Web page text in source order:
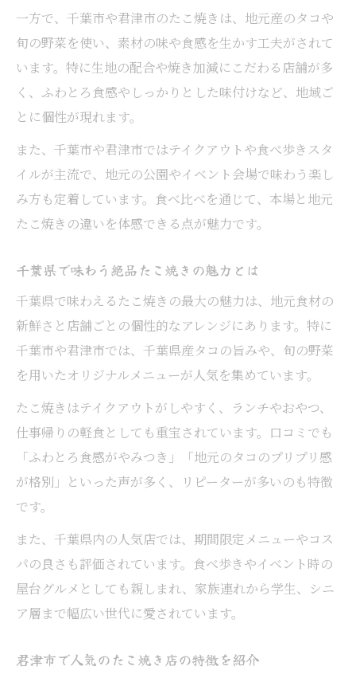
進化
千葉県たこ焼きの特徴や人気の秘密に迫る
地元グルメにおけるたこ焼きの新しい味わい方
たこ焼きの新しい味付けやアレンジを提案
地元発祥のたこ焼きメニューの魅力を紹介
たこ焼きグルメとしての発展と変化を解説
たこ焼き天下一品の創作メニューに注目
千葉市君津市ならではのたこ焼き体験を深
たこ焼きを満喫したい人におすすめの過ごし方
たこ焼き好きにおすすめの満喫プランを提
案
食べ歩きで楽しむたこ焼きグルメの魅力と
は
介
千葉市君津市でたこ焼きを楽しむコツを解
説
天下一品とたこ焼きの意外な楽しみ方を発見
たこ焼きと天下一品の新しい組み合わせ体
験
点
一方で、千葉市や君津市のたこ焼きは、地元産のタコや
旬の野菜を使い、素材の味や食感を生かす工夫がされて
います。特に生地の配合や焼き加減にこだわる店舗が多
く、ふわとろ食感やしっかりとした味付けなど、地域ご
とに個性が現れます。
また、千葉市や君津市ではテイクアウトや食べ歩きスタ
イルが主流で、地元の公園やイベント会場で味わう楽し
み方も定着しています。食べ比べを通じて、本場と地元
たこ焼きの違いを体感できる点が魅力です。
千葉県で味わう絶品たこ焼きの魅力とは
千葉県で味わえるたこ焼きの最大の魅力は、地元食材の
新鮮さと店舗ごとの個性的なアレンジにあります。特に
千葉市や君津市では、千葉県産タコの旨みや、旬の野菜
を用いたオリジナルメニューが人気を集めています。
たこ焼きはテイクアウトがしやすく、ランチやおやつ、
仕事帰りの軽食としても重宝されています。口コミでも
「ふわとろ食感がやみつき」「地元のタコのプリプリ感
が格別」といった声が多く、リピーターが多いのも特徴
です。
また、千葉県内の人気店では、期間限定メニューやコス
パの良さも評価されています。食べ歩きやイベント時の
屋台グルメとしても親しまれ、家族連れから学生、シニ
ア層まで幅広い世代に愛されています。
君津市で人気のたこ焼き店の特徴を紹介